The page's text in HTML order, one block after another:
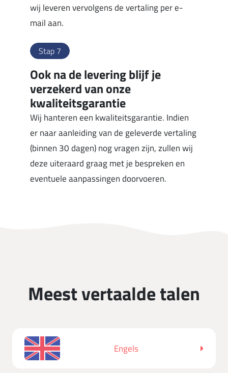
wij leveren vervolgens de vertaling per e-
mail aan.
Stap 7
Ook na de levering blijf je
verzekerd van onze
kwaliteitsgarantie
Wij hanteren een kwaliteitsgarantie. Indien
er naar aanleiding van de geleverde vertaling
(binnen 30 dagen) nog vragen zijn, zullen wij
deze uiteraard graag met je bespreken en
eventuele aanpassingen doorvoeren.
Meest vertaalde talen
Engels